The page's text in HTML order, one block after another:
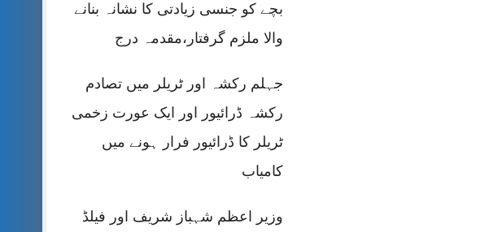
بچے کو جنسی زیادتی کا نشانہ بنانے
والا ملزم گرفتار،مقدمہ درج
جہلم رکشہ اور ٹریلر میں تصادم
رکشہ ڈرائیور اور ایک عورت زخمی
ٹریلر کا ڈرائیور فرار ہونے میں
کامیاب
وزیر اعظم شہباز شریف اور فیلڈ